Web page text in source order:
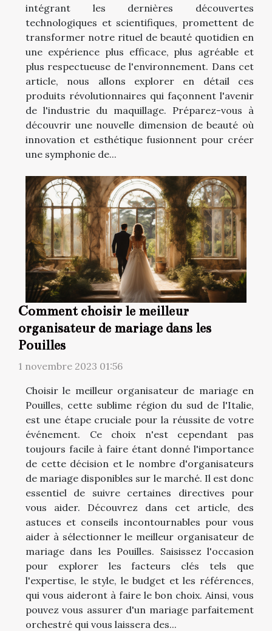
intégrant les dernières découvertes
technologiques et scientifiques, promettent de
transformer notre rituel de beauté quotidien en
une expérience plus efficace, plus agréable et
plus respectueuse de l'environnement. Dans cet
article, nous allons explorer en détail ces
produits révolutionnaires qui façonnent l'avenir
de l'industrie du maquillage. Préparez-vous à
découvrir une nouvelle dimension de beauté où
innovation et esthétique fusionnent pour créer
une symphonie de...
Comment choisir le meilleur
organisateur de mariage dans les
Pouilles
1 novembre 2023 01:56
Choisir le meilleur organisateur de mariage en
Pouilles, cette sublime région du sud de l'Italie,
est une étape cruciale pour la réussite de votre
événement. Ce choix n'est cependant pas
toujours facile à faire étant donné l'importance
de cette décision et le nombre d'organisateurs
de mariage disponibles sur le marché. Il est donc
essentiel de suivre certaines directives pour
vous aider. Découvrez dans cet article, des
astuces et conseils incontournables pour vous
aider à sélectionner le meilleur organisateur de
mariage dans les Pouilles. Saisissez l'occasion
pour explorer les facteurs clés tels que
l'expertise, le style, le budget et les références,
qui vous aideront à faire le bon choix. Ainsi, vous
pouvez vous assurer d'un mariage parfaitement
orchestré qui vous laissera des...